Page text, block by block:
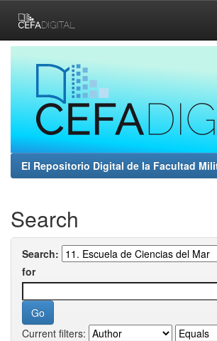
navigation
El Repositorio Digital de la Facultad
Search
Search:
for
Current filters: